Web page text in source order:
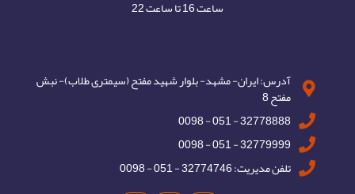
ساعت 16 تا ساعت 22
آدرس: ایران- مشهد- بلوار شهید مفتح (سیمتری طلاب)- نبش
مفتح 8
32778888 - 051 - 0098
32779999 - 051 - 0098
تلفن مدیریت: 32774746 - 051 - 0098